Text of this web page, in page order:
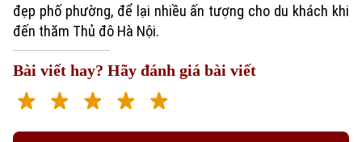
đẹp phố phường, để lại nhiều ấn tượng cho du khách khi
đến thăm Thủ đô Hà Nội.
Bài viết hay? Hãy đánh giá bài viết